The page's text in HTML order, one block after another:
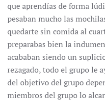
que aprendías de forma
pesaban mucho las
quedarte sin comida al
preparabas bien la
acababan siendo un
rezagado, todo el grupo le
del objetivo del grupo
miembros del grupo lo